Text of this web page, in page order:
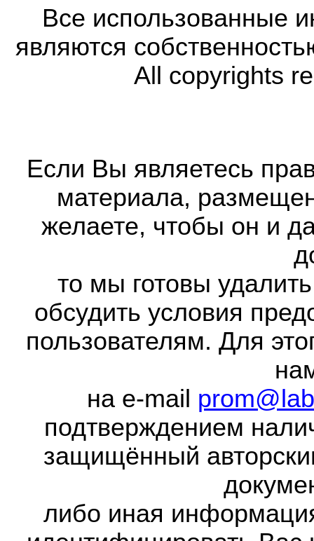
Все использованные
являются
All copyrights
Если Вы являетесь
материала,
желаете, чтобы он и
то мы готовы
обсудить условия
пользователям. Для
на e-mail
подтверждением
защищённый
либо иная